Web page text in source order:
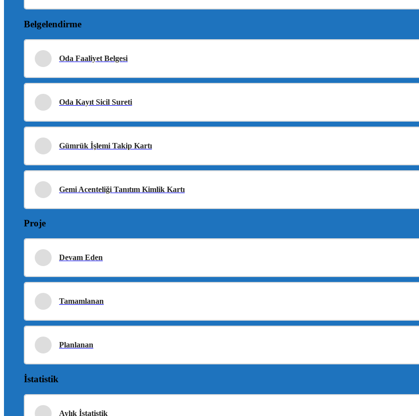
Belgelendirme
Oda Faaliyet Belgesi
Oda Kayıt Sicil Sureti
Gümrük İşlemi Takip Kartı
Gemi Acenteliği Tanıtım Kimlik Kartı
Proje
Devam Eden
Tamamlanan
Planlanan
İstatistik
Aylık İstatistik